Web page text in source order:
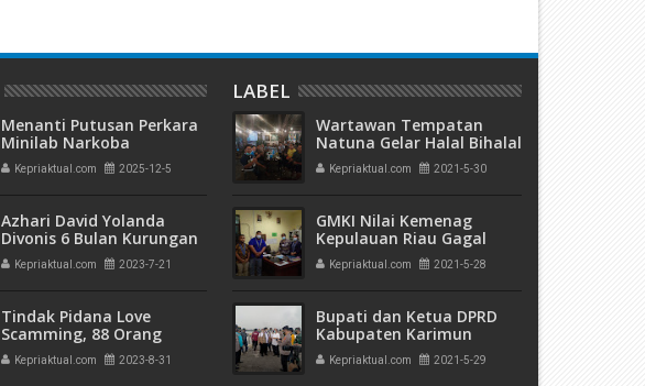
Menanti Putusan Perkara
Minilab Narkoba
Terdakwa Touzen
"Loloskah dari Hukuman
Kepriaktual.com 2025-12-5
Azhari David Yolanda
Divonis 6 Bulan Kurungan
dan Rehabilitasi 10 Bulan
Kepriaktual.com 2023-7-21
Tindak Pidana Love
Scamming, 88 Orang
Pelaku Ditangkap Polda
Kepri dan Polisi Cina di
Kepriaktual.com 2023-8-31
LABEL
Wartawan Tempatan
Natuna Gelar Halal Bihalal
Kepriaktual.com 2021-5-30
GMKI Nilai Kemenag
Kepulauan Riau Gagal
menjalankan Tugas dan
Fungsinya
Kepriaktual.com 2021-5-28
Bupati dan Ketua DPRD
Kabupaten Karimun
Tinjau Lokasi Karantina
Terpusat di Pulau Kundur
Kepriaktual.com 2021-5-29